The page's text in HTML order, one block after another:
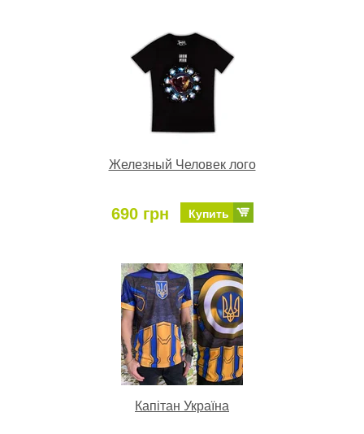
Железный Человек лого
690 грн Купить
Капітан Україна